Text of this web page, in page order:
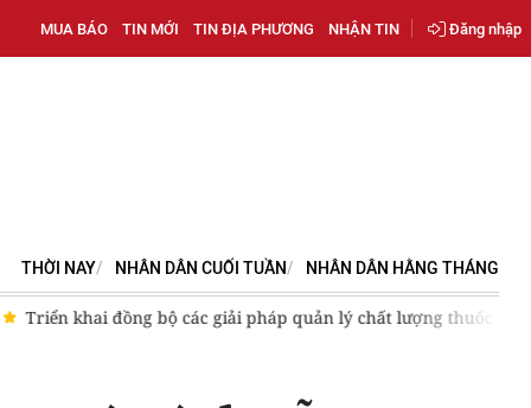
MUA BÁO TIN MỚI TIN ĐỊA PHƯƠNG NHẬN TIN Đăng nhập
THỜI NAY NHÂN DÂN CUỐI TUẦN NHÂN DÂN HẰNG THÁNG
lượng thuốc Vĩnh Long phát động chiến dịch 90 ngày